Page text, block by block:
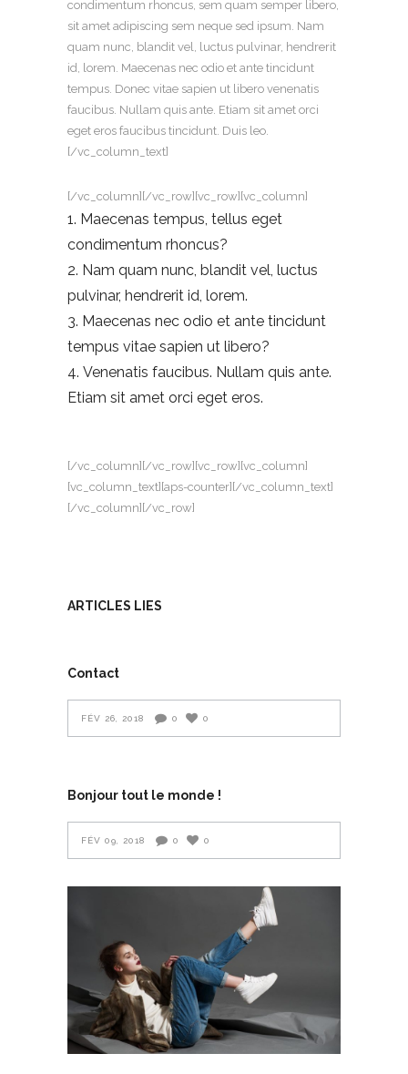
condimentum rhoncus, sem quam semper libero,
sit amet adipiscing sem neque sed ipsum. Nam
quam nunc, blandit vel, luctus pulvinar, hendrerit
id, lorem. Maecenas nec odio et ante tincidunt
tempus. Donec vitae sapien ut libero venenatis
faucibus. Nullam quis ante. Etiam sit amet orci
eget eros faucibus tincidunt. Duis leo.
[/vc_column_text]
[/vc_column][/vc_row][vc_row][vc_column]
Maecenas tempus, tellus eget
condimentum rhoncus?
Nam quam nunc, blandit vel, luctus
pulvinar, hendrerit id, lorem.
Maecenas nec odio et ante tincidunt
tempus vitae sapien ut libero?
Venenatis faucibus. Nullam quis ante.
Etiam sit amet orci eget eros.
[/vc_column][/vc_row][vc_row][vc_column]
[vc_column_text][aps-counter][/vc_column_text]
[/vc_column][/vc_row]
ARTICLES LIES
Contact
FÉV 26, 2018 0 0
Bonjour tout le monde !
FÉV 09, 2018 0 0